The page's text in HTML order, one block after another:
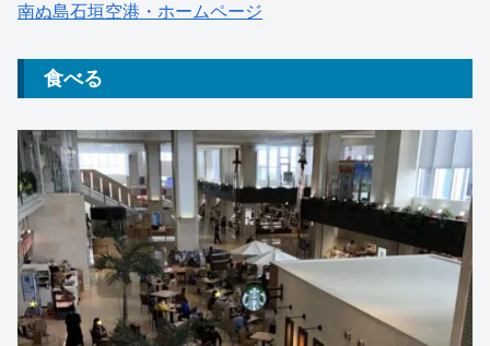
南ぬ島石垣空港・ホームページ
食べる